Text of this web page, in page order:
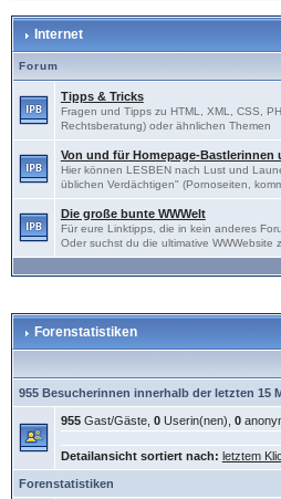
Internet
Forum
Tipps & Tricks
Fragen und Tipps zu HTML, XML, CSS,
Rechtsberatung) oder ähnlichen Themen
Von und für Homepage-Bastlerinnen
Hier können LESBEN nach Lust und
üblichen Verdächtigen" (Pornoseiten,
Die große bunte WWWelt
Für eure Linktipps, die in kein anderes
Oder suchst du die ultimative WWWebsite
Forenstatistiken
955 Besucherinnen innerhalb der letzten 15
955Gast/Gäste, 0Userin(nen), 0
Detailansicht sortiert nach: letztem
Forenstatistiken